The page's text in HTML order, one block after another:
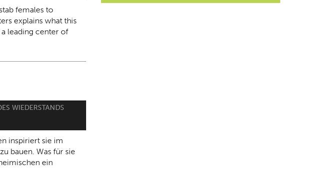
females to
explains what this
leading center of
WIEDERSTANDS
inspiriert sie im
bauen. Was für sie
ein